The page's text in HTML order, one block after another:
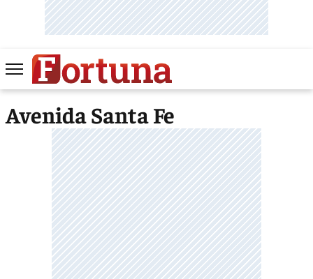
Avenida Santa Fe